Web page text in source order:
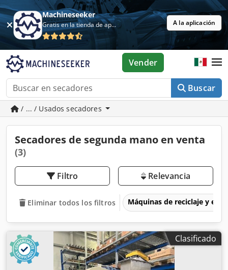
Machineseeker
Gratis en la tienda de aplicaciones A la aplicación
Buscar
Vender
/ ... / Usados secadores
Secadores de segunda mano en venta
(3)
Filtro Relevancia
Eliminar todos los filtros Máquinas de reciclaje y
Clasificado